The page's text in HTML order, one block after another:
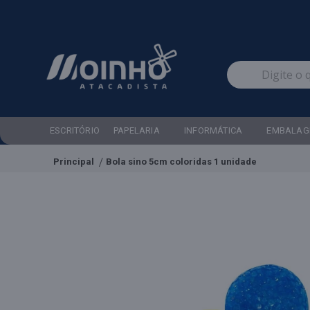
ESCRITÓRIO PAPELARIA INFORMÁTICA
Principal Bola sino 5cm coloridas 1 unidade